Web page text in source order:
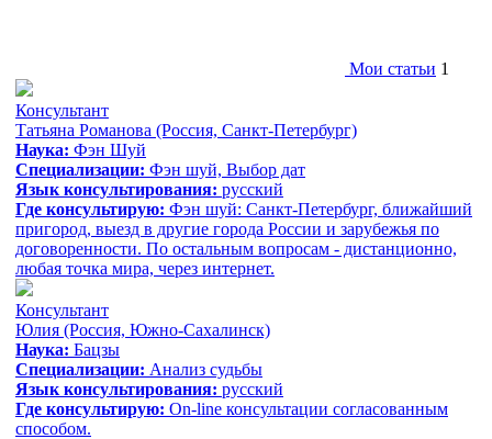
Мои статьи 1
Консультант
Татьяна Романова (Россия, Санкт-Петербург)
Наука: Фэн Шуй
Специализации: Фэн шуй, Выбор дат
Язык консультирования: русский
Где консультирую: Фэн шуй: Санкт-Петербург, ближайший
пригород, выезд в другие города России и зарубежья по
договоренности. По остальным вопросам - дистанционно,
любая точка мира, через интернет.
Консультант
Юлия (Россия, Южно-Сахалинск)
Наука: Бацзы
Специализации: Анализ судьбы
Язык консультирования: русский
Где консультирую: On-line консультации согласованным
способом.